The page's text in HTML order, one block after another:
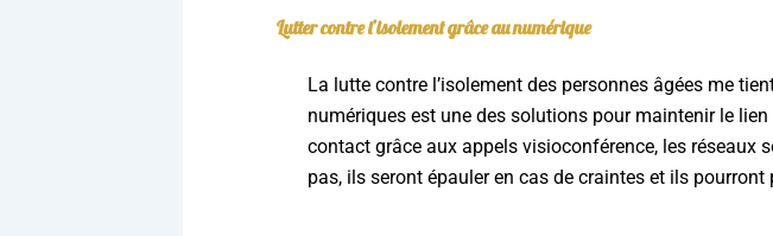
Lutter contre l’isolement grâce au numérique
La lutte contre l’isolement des personnes âgées me
numériques est une des solutions pour maintenir le
contact grâce aux appels visioconférence, les
pas, ils seront épauler en cas de craintes et ils